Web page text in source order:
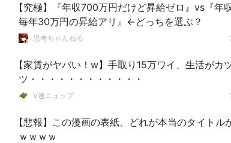
【究極】『年収700万円だけど昇給ゼロ』vs『年
毎年30万円の昇給アリ』←どっちを選ぶ？
思考ちゃんねる
【家賃がヤバい！w】手取り15万ワイ、生活がカ
ツ・・・・・・・・・・・・
V速ニュップ
【悲報】この漫画の表紙、どれが本当のタイトル
ｗｗｗｗ